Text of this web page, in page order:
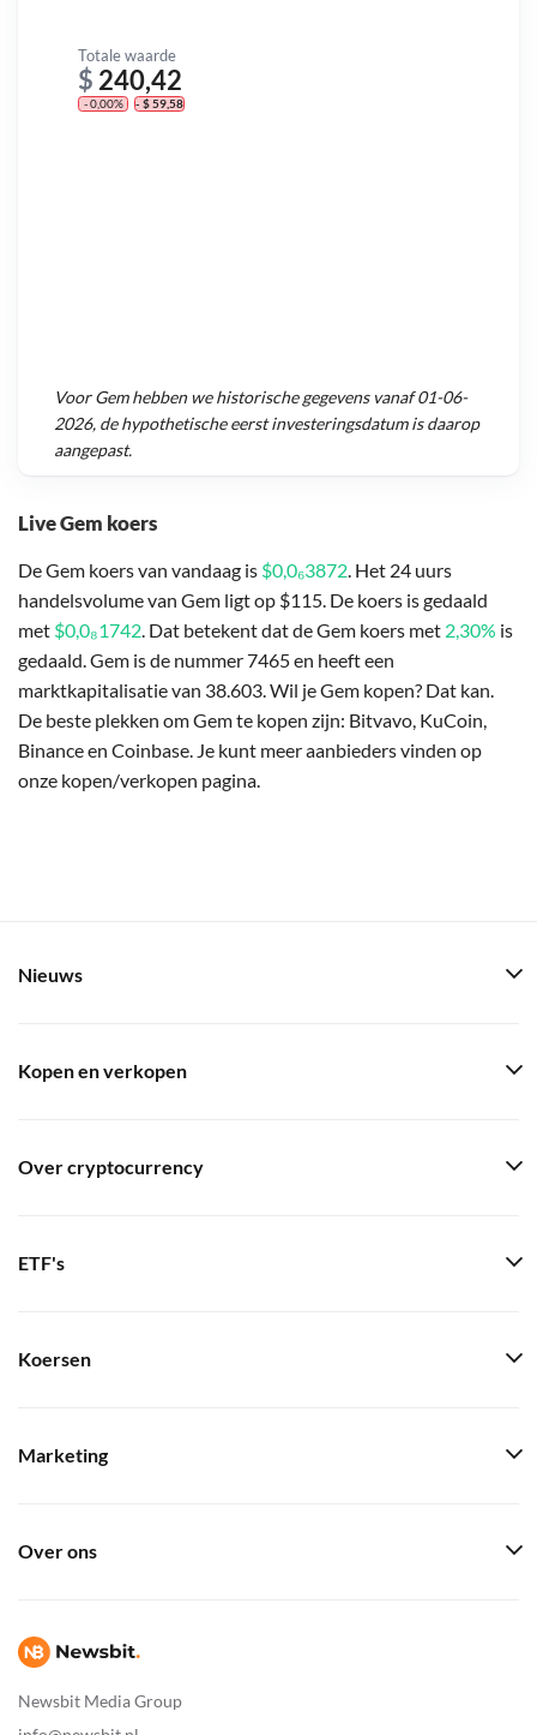
Live Gem koers
De Gem koers van vandaag is $0,0₆3872. Het 24 uurs
handelsvolume van Gem ligt op $115. De koers is gedaald
met $0,0₈1742. Dat betekent dat de Gem koers met 2,30% is
gedaald. Gem is de nummer 7465 en heeft een
marktkapitalisatie van 38.603. Wil je Gem kopen? Dat kan.
De beste plekken om Gem te kopen zijn: Bitvavo, KuCoin,
Binance en Coinbase. Je kunt meer aanbieders vinden op
onze kopen/verkopen pagina.
Totale waarde
$ 240,42
- 0,00% - $ 59,58
VoorGemhebben we historische gegevens vanaf01-06-
2026, de hypothetische eerst investeringsdatum is daarop
aangepast.
Newsbit Media Group
Nieuws
Kopen en verkopen
Over cryptocurrency
ETF's
Koersen
Marketing
Over ons